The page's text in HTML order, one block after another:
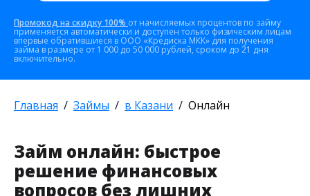
Промокод на скидку 100% от начисляемых процентов по займу
применяется автоматически и доступен только физическим лицам
впервые обратившиеся в ООО «Кредиска МКК» для получения
займа в размере от 1 000 до 50 000 рублей, сроком до 21 дня
включительно.
Главная Займы в Казани Онлайн
Займ онлайн: быстрое
решение финансовых
вопросов без лишних